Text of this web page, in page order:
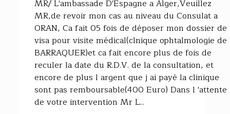
MR/ L'ambassade D'Espagne a Alger,Veuillez
MR,de revoir mon cas au niveau du Consulat a
ORAN, Ca fait 05 fois de déposer mon dossier de
visa pour visite médical(clnique ophtalmologie de
BARRAQUER)et ca fait encore plus de fois de
reculer la date du R.D.V. de la consultation, et
encore de plus l argent que j ai payé la clinique
sont pas remboursable(400 Euro) Dans l 'attente
de votre intervention Mr L...